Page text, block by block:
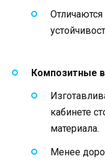
Композитные
кабинете
материала.
Менее